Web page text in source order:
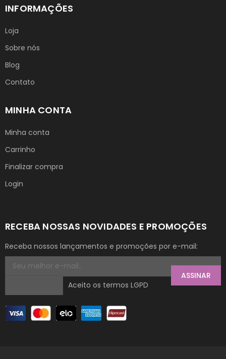
INFORMAÇÕES
Loja
Sobre nós
Blog
Contato
MINHA CONTA
Minha conta
Carrinho
Finalizar compra
Login
RECEBA NOSSAS NOVIDADES E PROMOÇÕES
Receba nossos lançamentos e promoções por e-mail:
ASSINAR
Aceito os termos LGPD